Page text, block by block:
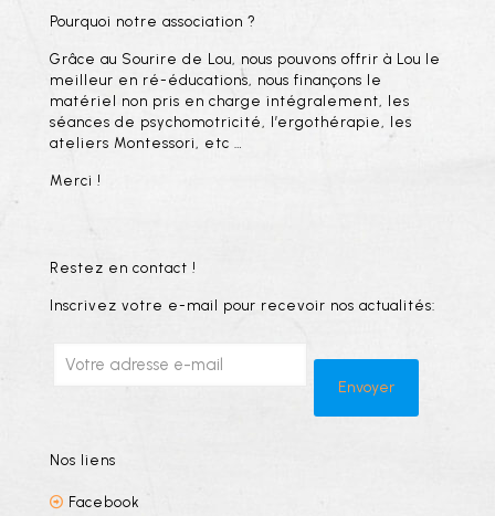
Pourquoi notre association ?
Grâce au Sourire de Lou, nous pouvons offrir à Lou le
meilleur en ré-éducations, nous finançons le
matériel non pris en charge intégralement, les
séances de psychomotricité, l’ergothérapie, les
ateliers Montessori, etc …
Merci !
Restez en contact !
Inscrivez votre e-mail pour recevoir nos actualités:
Nos liens
Facebook